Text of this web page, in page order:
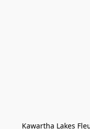
Kawartha Lakes